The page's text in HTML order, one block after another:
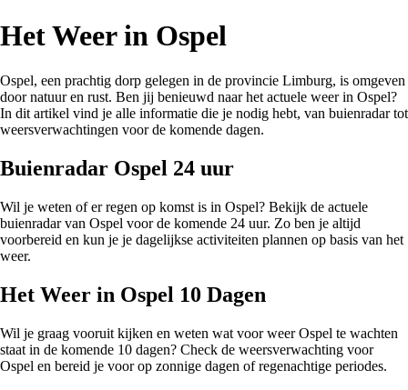
Het Weer in Ospel
Ospel, een prachtig dorp gelegen in de provincie Limburg, is omgeven
door natuur en rust. Ben jij benieuwd naar het actuele weer in Ospel?
In dit artikel vind je alle informatie die je nodig hebt, van buienradar tot
weersverwachtingen voor de komende dagen.
Buienradar Ospel 24 uur
Wil je weten of er regen op komst is in Ospel? Bekijk de actuele
buienradar van Ospel voor de komende 24 uur. Zo ben je altijd
voorbereid en kun je je dagelijkse activiteiten plannen op basis van het
weer.
Het Weer in Ospel 10 Dagen
Wil je graag vooruit kijken en weten wat voor weer Ospel te wachten
staat in de komende 10 dagen? Check de weersverwachting voor
Ospel en bereid je voor op zonnige dagen of regenachtige periodes.